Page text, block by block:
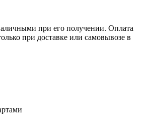
при его получении. Оплата
при доставке или самовывозе в